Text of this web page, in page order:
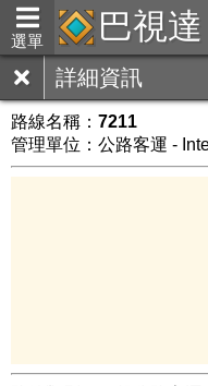
選單 巴視達
詳細資訊
路線名稱： 7211
管理單位：公路客運 -